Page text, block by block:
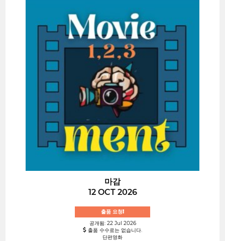
마감
12 OCT 2026
출품 요청!
공개됨: 22 Jul 2026
출품 수수료는 없습니다.
단편영화